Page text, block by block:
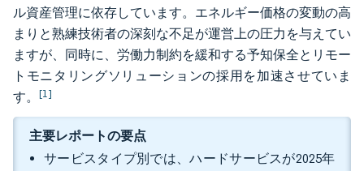
ル資産管理に依存しています。エネルギー価格の変動の高
まりと熟練技術者の深刻な不足が運営上の圧力を与えてい
ますが、同時に、労働力制約を緩和する予知保全とリモー
トモニタリングソリューションの採用を加速させていま
す。 [1]
主要レポートの要点
サービスタイプ別では、ハードサービスが2025年